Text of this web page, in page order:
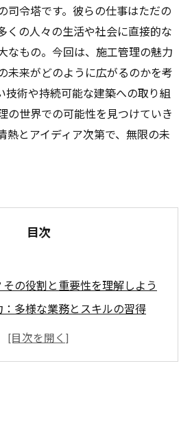
司令塔です。彼らの仕事はただの
くの人々の生活や社会に直接的な
なもの。今回は、施工管理の魅力
未来がどのように広がるのかを考
技術や持続可能な建築への取り組
の世界での可能性を見つけていき
熱とアイディア次第で、無限の未
目次
の役割と重要性を理解しよう
多様な業務とスキルの習得
性：施工管理から広がる未来